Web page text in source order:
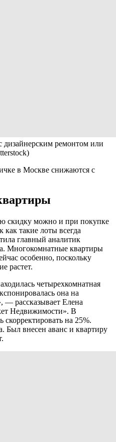
ремонтом или
в Москве снижаются с
скидку можно и при покупке
такие лоты всегда
главный аналитик
Многокомнатные квартиры
особенно, поскольку
растет.
четырехкомнатная
она на
— рассказывает Елена
Недвижимости». В
скорректировать на 25%.
Был внесен аванс и квартиру